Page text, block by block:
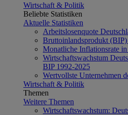
Wirtschaft & Politik
Beliebte Statistiken
Aktuelle Statistiken
Arbeitslosenquote
Bruttoinlandsprodukt
Monatliche Inflationsrate
Wirtschaftswachstum
BIP 1992-2025
Wertvollste Unternehmen
Wirtschaft & Politik
Themen
Weitere Themen
Wirtschaftswachstum: